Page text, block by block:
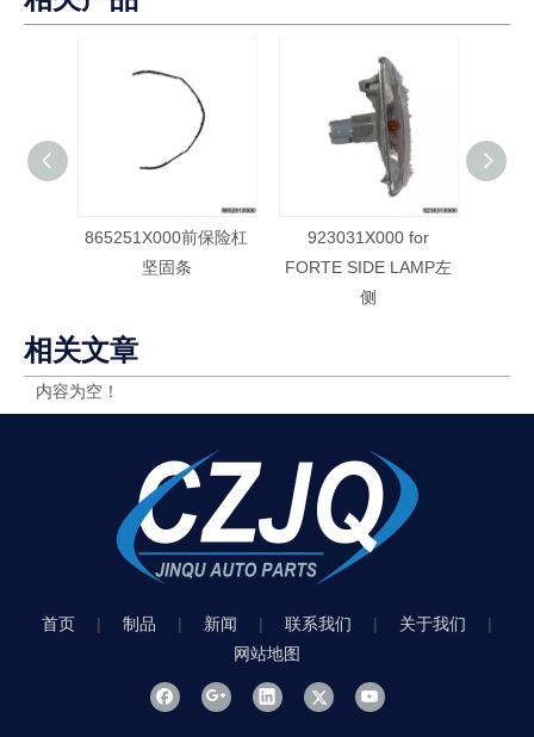
865251X000前保险杠
坚固条
923031X000 for
FORTE SIDE LAMP左
侧
相关文章
内容为空！
首页 | 制品 | 新闻 | 联系我们 | 关于我们
|
网站地图